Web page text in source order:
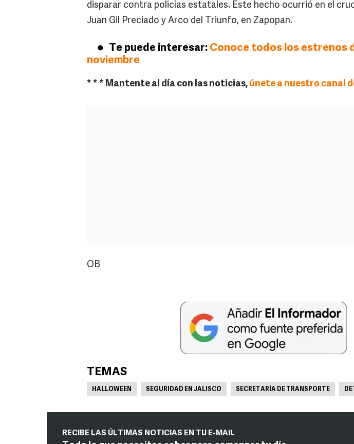
disparar contra policías estatales. Este hecho ocurrió en el
Juan Gil Preciado y Arco del Triunfo, en Zapopan.
Te puede interesar: Conoce todos los estrenos
noviembre
* * * Mantente al día con las noticias, únete a nuestro canal
OB
TEMAS
HALLOWEEN SEGURIDAD EN JALISCO SECRETARÍA DE TRANSPORTE
RECIBE LAS ÚLTIMAS NOTICIAS EN TU E-MAIL